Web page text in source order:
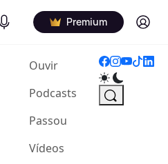
Podcasts Premium Log in
Ouvir(current)
Podcasts
Passou
Vídeos